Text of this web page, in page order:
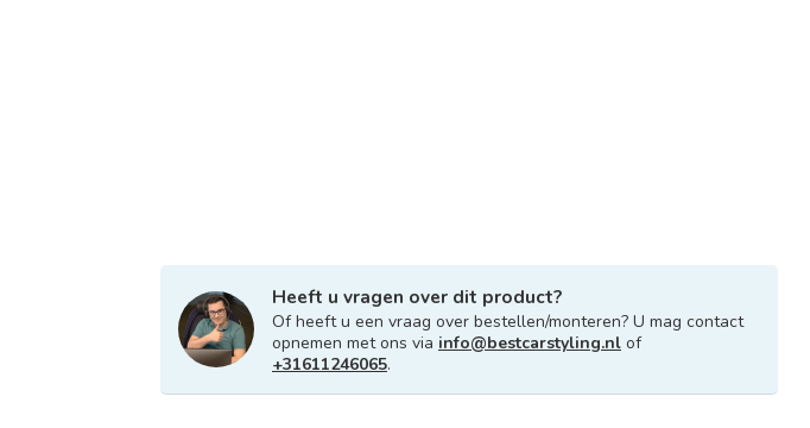
Heeft u vragen over dit product?
Of heeft u een vraag over bestellen/monteren? U mag contact
opnemen met ons via info@bestcarstyling.nl of
+31611246065.